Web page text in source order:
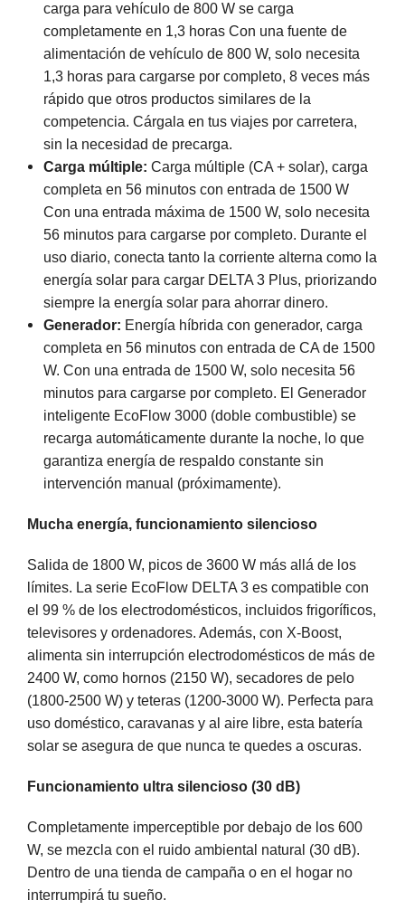
carga para vehículo de 800 W se carga
completamente en 1,3 horas Con una fuente de
alimentación de vehículo de 800 W, solo necesita
1,3 horas para cargarse por completo, 8 veces más
rápido que otros productos similares de la
competencia. Cárgala en tus viajes por carretera,
sin la necesidad de precarga.
Carga múltiple: Carga múltiple (CA + solar), carga
completa en 56 minutos con entrada de 1500 W
Con una entrada máxima de 1500 W, solo necesita
56 minutos para cargarse por completo. Durante el
uso diario, conecta tanto la corriente alterna como la
energía solar para cargar DELTA 3 Plus, priorizando
siempre la energía solar para ahorrar dinero.
Generador: Energía híbrida con generador, carga
completa en 56 minutos con entrada de CA de 1500
W. Con una entrada de 1500 W, solo necesita 56
minutos para cargarse por completo. El Generador
inteligente EcoFlow 3000 (doble combustible) se
recarga automáticamente durante la noche, lo que
garantiza energía de respaldo constante sin
intervención manual (próximamente).
Mucha energía, funcionamiento silencioso
Salida de 1800 W, picos de 3600 W más allá de los
límites. La serie EcoFlow DELTA 3 es compatible con
el 99 % de los electrodomésticos, incluidos frigoríficos,
televisores y ordenadores. Además, con X-Boost,
alimenta sin interrupción electrodomésticos de más de
2400 W, como hornos (2150 W), secadores de pelo
(1800-2500 W) y teteras (1200-3000 W). Perfecta para
uso doméstico, caravanas y al aire libre, esta batería
solar se asegura de que nunca te quedes a oscuras.
Funcionamiento ultra silencioso (30 dB)
Completamente imperceptible por debajo de los 600
W, se mezcla con el ruido ambiental natural (30 dB).
Dentro de una tienda de campaña o en el hogar no
interrumpirá tu sueño.